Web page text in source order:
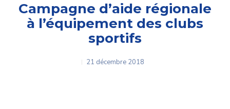
Campagne d’aide régionale
à l’équipement des clubs
sportifs
21 décembre 2018